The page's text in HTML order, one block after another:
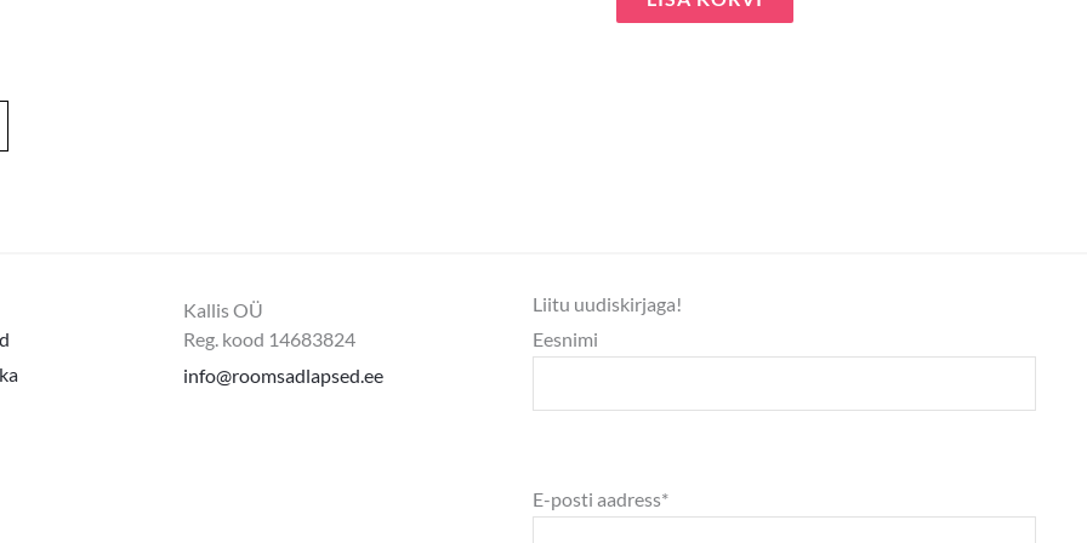
Kallis OÜ
Reg. kood 14683824
info@roomsadlapsed.ee
Liitu uudiskirjaga!
Eesnimi
E-posti aadress*